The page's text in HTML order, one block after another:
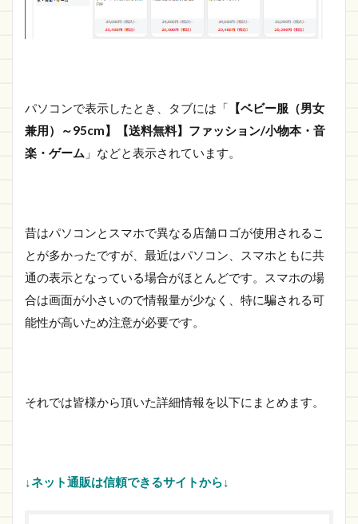
パソコンで表示したとき、タブには「 【ベビー服（男女
兼用）～95cm】【送料無料】ファッション/小物本・音
楽・ゲーム 」などと表示されています。
昔はパソコンとスマホで異なる店舗ロゴが使用されるこ
とが多かったですが、最近はパソコン、スマホともに共
通の表示となっている場合がほとんどです。スマホの場
合は画面が小さいので情報量が少なく、特に騙される可
能性が高いため注意が必要です。
それでは皆様から頂いた詳細情報を以下にまとめます。
↓ネット通販は信頼できるサイトから↓